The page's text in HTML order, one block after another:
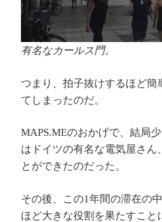
有名なカールス門。
つまり、拍子抜けするほど簡
てしまったのだ。
MAPS.MEのおかげで、結局
はドイツの有名な電気屋さん
とができたのだった。
その後、この1年間の滞在の
ほど大きな役割を果たすこと